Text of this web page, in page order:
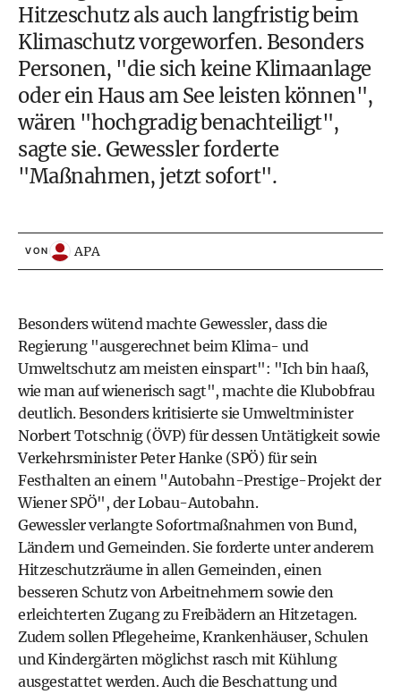
Hitzeschutz als auch langfristig beim
Klimaschutz vorgeworfen. Besonders
Personen, "die sich keine Klimaanlage
oder ein Haus am See leisten können",
wären "hochgradig benachteiligt",
sagte sie. Gewessler forderte
"Maßnahmen, jetzt sofort".
VON APA
Besonders wütend machte Gewessler, dass die
Regierung "ausgerechnet beim Klima- und
Umweltschutz am meisten einspart": "Ich bin haaß,
wie man auf wienerisch sagt", machte die Klubobfrau
deutlich. Besonders kritisierte sie Umweltminister
Norbert Totschnig (ÖVP) für dessen Untätigkeit sowie
Verkehrsminister Peter Hanke (SPÖ) für sein
Festhalten an einem "Autobahn-Prestige-Projekt der
Wiener SPÖ", der Lobau-Autobahn.
Gewessler verlangte Sofortmaßnahmen von Bund,
Ländern und Gemeinden. Sie forderte unter anderem
Hitzeschutzräume in allen Gemeinden, einen
besseren Schutz von Arbeitnehmern sowie den
erleichterten Zugang zu Freibädern an Hitzetagen.
Zudem sollen Pflegeheime, Krankenhäuser, Schulen
und Kindergärten möglichst rasch mit Kühlung
ausgestattet werden. Auch die Beschattung und